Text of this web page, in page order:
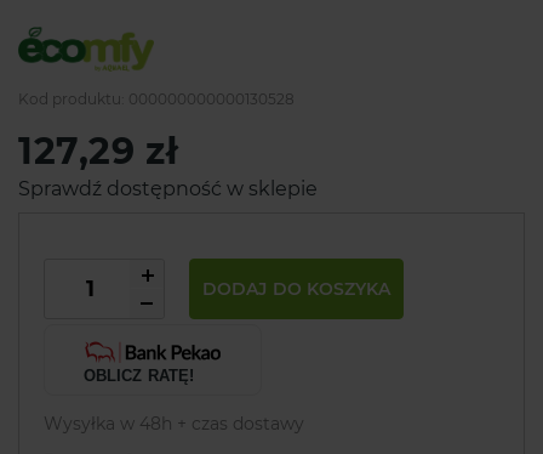
Kod produktu: 000000000000130528
127,29 zł
Sprawdź dostępność w sklepie
DODAJ DO KOSZYKA
OBLICZ RATĘ!
Wysyłka w 48h + czas dostawy